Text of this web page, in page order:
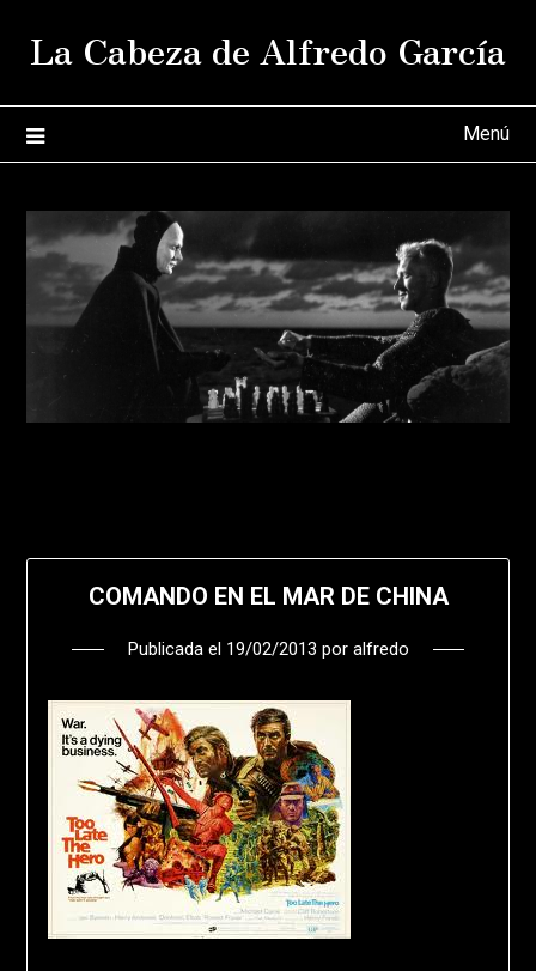
La Cabeza de Alfredo García
Menú
COMANDO EN EL MAR DE CHINA
Publicada el 19/02/2013 por alfredo